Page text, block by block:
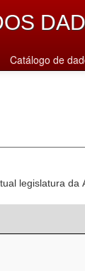
Catálogo de
legislatura da